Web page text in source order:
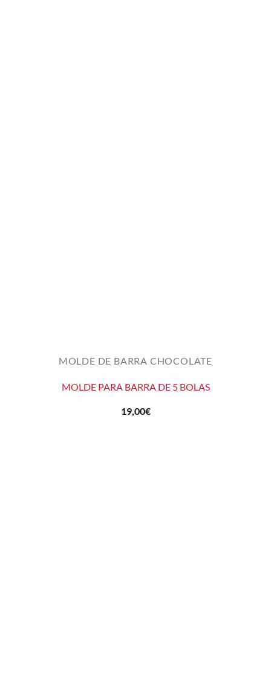
MOLDE DE BARRA CHOCOLATE
MOLDE PARA BARRA DE 5 BOLAS
19,00€